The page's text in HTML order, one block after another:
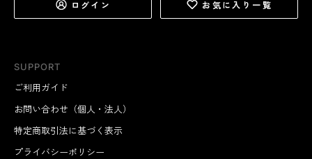
SUPPORT
ご利用ガイド
お問い合わせ（個人・法人）
特定商取引法に基づく表示
プライバシーポリシー
ログイン お気に入り一覧